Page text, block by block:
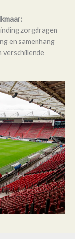
zorgdragen
en samenhang
verschillende